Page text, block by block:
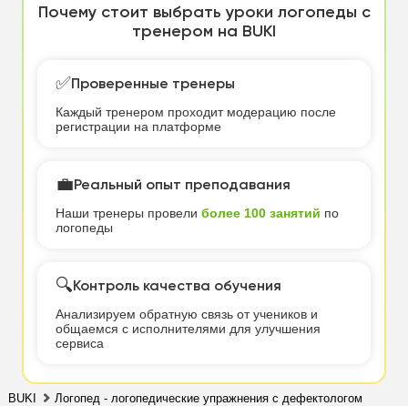
Почему стоит выбрать уроки логопеды с
тренером на BUKI
✅Проверенные тренеры
Каждый тренером проходит модерацию после
регистрации на платформе
💼Реальный опыт преподавания
Наши тренеры провели более 100 занятий по
логопеды
🔍Контроль качества обучения
Анализируем обратную связь от учеников и
общаемся с исполнителями для улучшения
сервиса
BUKI
Логопед - логопедические упражнения с дефектологом